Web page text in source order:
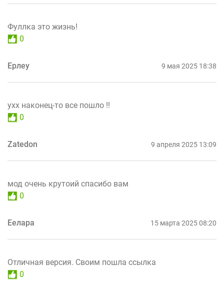
Фуллка это жизнь!
0
Ерлеу 9 мая 2025 18:38
ухх наконец-то все пошло !!
0
Zatedon 9 апреля 2025 13:09
мод очень крутоий спасибо вам
0
Еелара 15 марта 2025 08:20
Отличная версия. Своим пошла ссылка
0